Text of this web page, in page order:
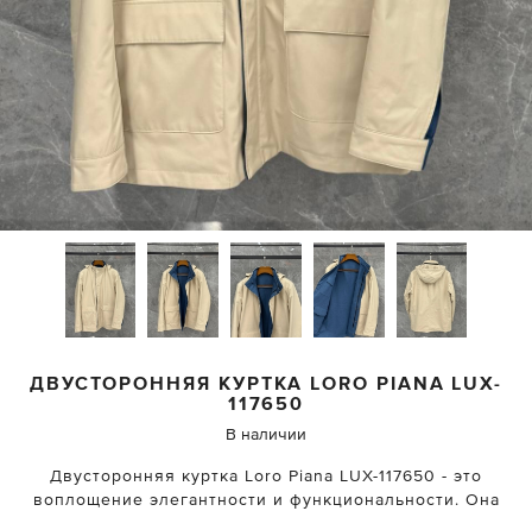
ДВУСТОРОННЯЯ КУРТКА LORO PIANA LUX-
117650
В наличии
Двусторонняя куртка Loro Piana LUX-117650 - это
воплощение элегантности и функциональности. Она